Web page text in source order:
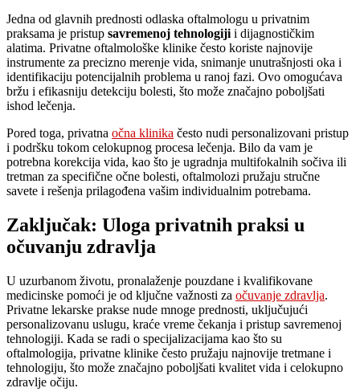
Jedna od glavnih prednosti odlaska oftalmologu u privatnim
praksama je pristup savremenoj tehnologijii dijagnostičkim
alatima. Privatne oftalmološke klinike često koriste najnovije
instrumente za precizno merenje vida, snimanje unutrašnjosti oka i
identifikaciju potencijalnih problema u ranoj fazi. Ovo omogućava
bržu i efikasniju detekciju bolesti, što može značajno poboljšati
ishod lečenja.
Pored toga, privatna očna klinika često nudi personalizovani pristup
i podršku tokom celokupnog procesa lečenja. Bilo da vam je
potrebna korekcija vida, kao što je ugradnja multifokalnih sočiva ili
tretman za specifične očne bolesti, oftalmolozi pružaju stručne
savete i rešenja prilagođena vašim individualnim potrebama.
Zaključak: Uloga privatnih praksi u
očuvanju zdravlja
U uzurbanom životu, pronalaženje pouzdane i kvalifikovane
medicinske pomoći je od ključne važnosti za očuvanje zdravlja.
Privatne lekarske prakse nude mnoge prednosti, uključujući
personalizovanu uslugu, kraće vreme čekanja i pristup savremenoj
tehnologiji. Kada se radi o specijalizacijama kao što su
oftalmologija, privatne klinike često pružaju najnovije tretmane i
tehnologiju, što može značajno poboljšati kvalitet vida i celokupno
zdravlje očiju.